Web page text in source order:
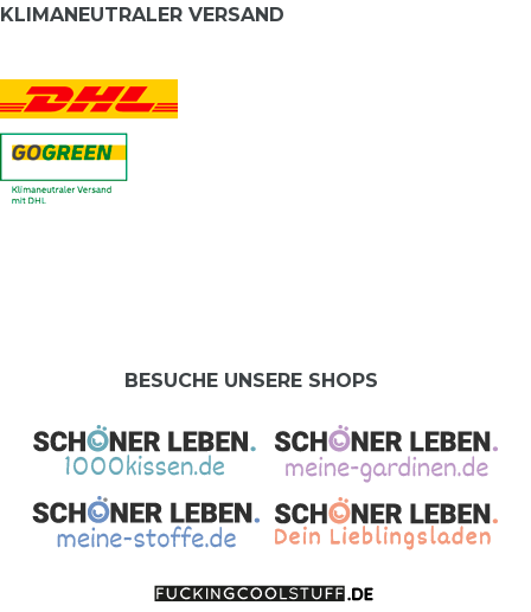
KLIMANEUTRALER VERSAND
BESUCHE UNSERE SHOPS